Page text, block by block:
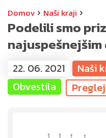
Domov › Naši kraji ›
Podelili smo
22. 06. 2021 Naši
Obvestila